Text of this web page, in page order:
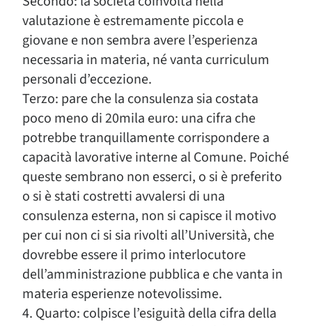
valutazione è estremamente piccola e
giovane e non sembra avere l’esperienza
necessaria in materia, né vanta curriculum
personali d’eccezione.
Terzo: pare che la consulenza sia costata
poco meno di 20mila euro: una cifra che
potrebbe tranquillamente corrispondere a
capacità lavorative interne al Comune. Poiché
queste sembrano non esserci, o si è preferito
o si è stati costretti avvalersi di una
consulenza esterna, non si capisce il motivo
per cui non ci si sia rivolti all’Università, che
dovrebbe essere il primo interlocutore
dell’amministrazione pubblica e che vanta in
materia esperienze notevolissime.
4. Quarto: colpisce l’esiguità della cifra della